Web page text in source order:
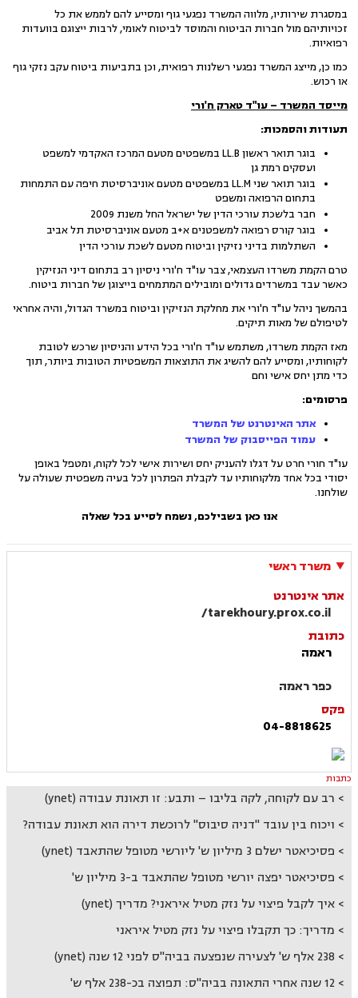
במסגרת שירותיו, מלווה המשרד נפגעי גוף ומסייע להם לממש את כל
זכויותיהם מול חברות הביטוח והמוסד לביטוח לאומי, לרבות ייצוגם בוועדות
רפואיות.
כמו כן, מייצג המשרד נפגעי רשלנות רפואית, וכן בתביעות ביטוח עקב נזקי גוף
או רכוש.
מייסד המשרד – עו"ד טארק ח'ורי
תעודות והסמכות:
בוגר תואר ראשון LL.B במשפטים מטעם המרכז האקדמי למשפט
ועסקים רמת גן
בוגר תואר שני LL.M במשפטים מטעם אוניברסיטת חיפה עם התמחות
בתחום הרפואה ומשפט
חבר בלשכת עורכי הדין של ישראל החל משנת 2009
בוגר קורס רפואה למשפטנים א+ב מטעם אוניברסיטת תל אביב
השתלמות בדיני נזיקין וביטוח מטעם לשכת עורכי הדין
טרם הקמת משרדו העצמאי, צבר עו"ד ח'ורי ניסיון רב בתחום דיני הנזיקין
כאשר עבד במשרדים גדולים ומובילים המתמחים בייצוגן של חברות ביטוח.
בהמשך ניהל עו"ד ח'ורי את מחלקת הנזיקין וביטוח במשרד הגדול, והיה אחראי
לטיפולם של מאות תיקים.
מאז הקמת משרדו, משתמש עו"ד ח'ורי בכל הידע והניסיון שרכש לטובת
לקוחותיו, ומסייע להם להשיג את התוצאות המשפטיות הטובות ביותר, תוך
כדי מתן יחס אישי וחם
פרסומים:
אתר האינטרנט של המשרד
עמוד הפייסבוק של המשרד
עו"ד חורי חרט על דגלו להעניק יחס ושירות אישי לכל לקוח, ומטפל באופן
יסודי בכל אחד מלקוחותיו עד לקבלת הפתרון לכל בעיה משפטית שעולה על
שולחנו.
אנו כאן בשבילכם, נשמח לסייע בכל שאלה
משרד ראשי
אתר אינטרנט
tarekhoury.prox.co.il/
כתובת
ראמה
כפר ראמה
פקס
04-8818625
כתבות
רב עם לקוחה, לקה בליבו – ותבע: זו תאונת עבודה (ynet)
ויכוח בין עובד "דניה סיבוס" לרוכשת דירה הוא תאונת עבודה?
פסיכיאטר ישלם 3 מיליון ש' ליורשי מטופל שהתאבד (ynet)
פסיכיאטר יפצה יורשי מטופל שהתאבד ב-3 מיליון ש'
איך לקבל פיצוי על נזק מטיל איראני? מדריך (ynet)
מדריך: כך תקבלו פיצוי על נזק מטיל איראני
238 אלף ש' לצעירה שנפצעה בביה"ס לפני 12 שנה (ynet)
12 שנה אחרי התאונה בביה"ס: תפוצה בכ-238 אלף ש'